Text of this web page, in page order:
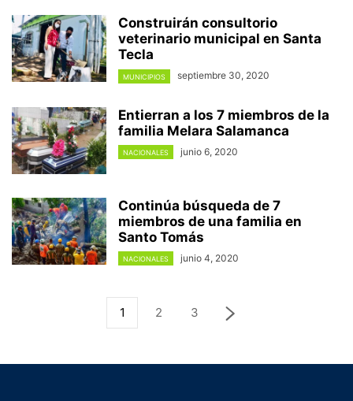
Construirán consultorio
veterinario municipal en Santa
Tecla
MUNICIPIOS septiembre 30, 2020
Entierran a los 7 miembros de la
familia Melara Salamanca
NACIONALES junio 6, 2020
Continúa búsqueda de 7
miembros de una familia en
Santo Tomás
NACIONALES junio 4, 2020
1 2 3